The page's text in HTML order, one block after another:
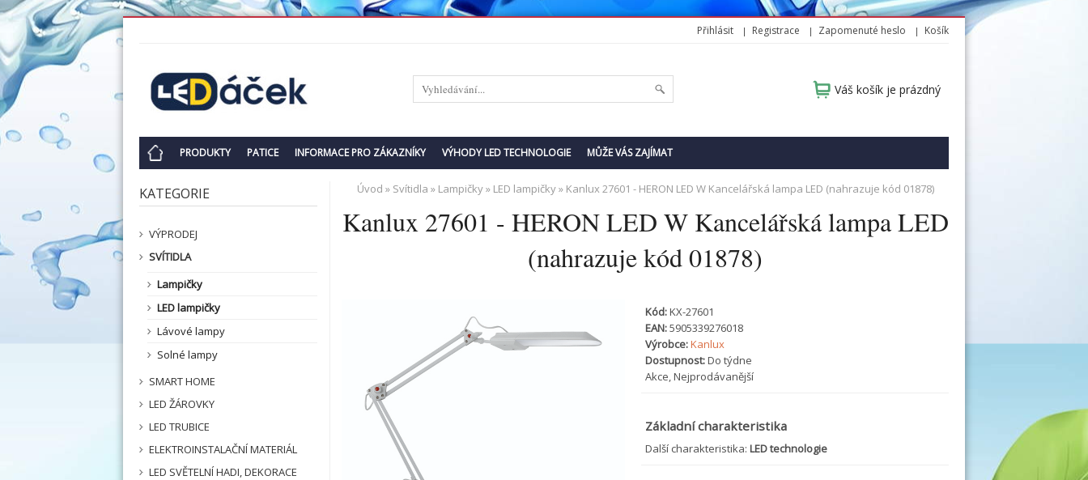
Přihlásit Registrace Zapomenuté heslo Košík
Váš košík je prázdný
PRODUKTY PATICE INFORMACE PRO ZÁKAZNÍKY VÝHODY LED TECHNOLOGIE MŮŽE VÁS ZAJÍMAT
KATEGORIE
VÝPRODEJ
SVÍTIDLA
Lampičky
LED lampičky
Lávové lampy
Solné lampy
SMART HOME
LED ŽÁROVKY
LED TRUBICE
ELEKTROINSTALAČNÍ MATERIÁL
LED SVĚTELNÍ HADI, DEKORACE
Úvod » Svítidla » Lampičky» LED lampičky» Kanlux 27601 - HERON LED W Kancelářská lampa LED (nahrazuje kód 01878)
Kanlux 27601 - HERON LED W Kancelářská lampa LED
(nahrazuje kód 01878)
Kód:KX-27601
EAN:5905339276018
Výrobce:Kanlux
Dostupnost:Do týdne
Akce, Nejprodávanější
Základní charakteristika
Další charakteristika: LED technologie